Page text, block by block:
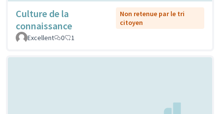
Culture de la
connaissance
Non retenue par le tri
citoyen
Excellent
0 1